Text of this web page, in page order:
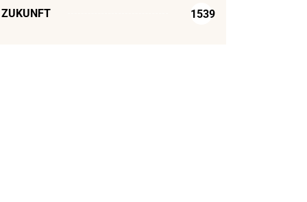
ZUKUNFT 1539